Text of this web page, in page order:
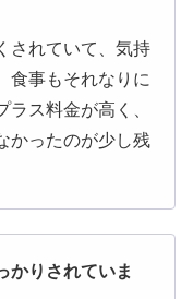
されていて、気持
食事もそれなりに
ス料金が高く、
かったのが少し残
かりされていま